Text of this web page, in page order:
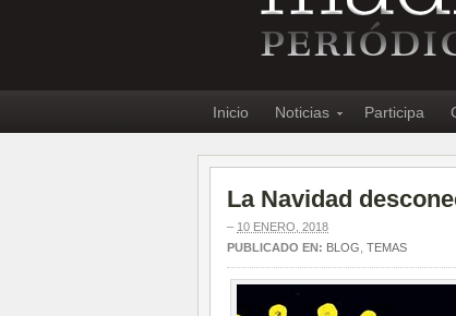
Inicio Noticias Participa
La Navidad
– 10 ENERO, 2018
PUBLICADO EN: BLOG TEMAS